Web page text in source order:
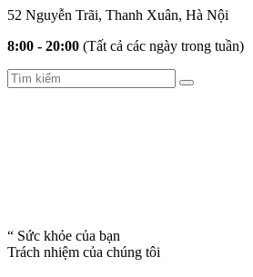
52 Nguyễn Trãi, Thanh Xuân, Hà Nội
8:00 - 20:00 (Tất cả các ngày trong tuần)
“ Sức khỏe của bạn
Trách nhiệm của chúng tôi